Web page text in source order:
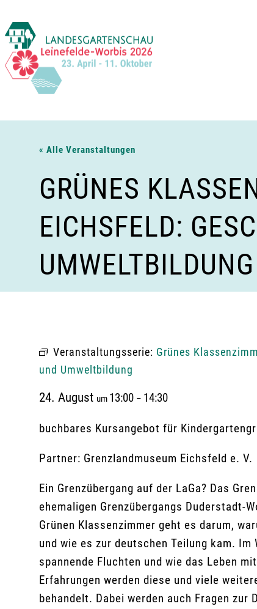
Inhalt
springen
« Alle Veranstaltungen
GRÜNES
EICHSFELD:
UMWELTBILDUNG
Veranstaltungsserie: Grünes
und Umweltbildung
24. August um 13:00 – 14:30
buchbares Kursangebot für
Partner: Grenzlandmuseum Eichsfeld e. V.
Ein Grenzübergang auf der LaGa? Das
ehemaligen Grenzübergangs Duderstadt-
Grünen Klassenzimmer geht es darum,
und wie es zur deutschen Teilung kam.
spannende Fluchten und wie das Leben
Erfahrungen werden diese und viele
behandelt. Dabei werden auch Fragen